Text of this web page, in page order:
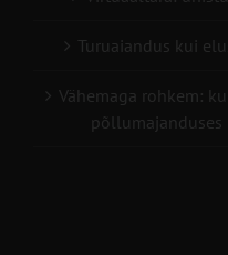
Turuaiandus kui
Vähemaga rohkem:
põllumajanduses